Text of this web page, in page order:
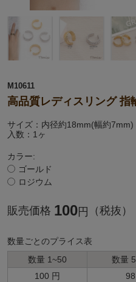
M10611
高品質レディスリング 指
サイズ：内径約18mm(幅約7mm)
入数：1ヶ
カラー:
ゴールド
ロジウム
販売価格 100円 （税抜）
数量ごとのプライス表
数量 1~50
数量
100 円
98